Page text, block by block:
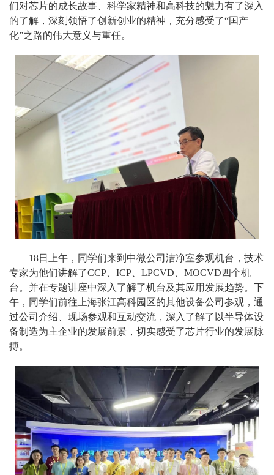
们对芯片的成长故事、科学家精神和高科技的魅力有了深入
的了解，深刻领悟了创新创业的精神，充分感受了“国产
化”之路的伟大意义与重任。
18日上午，同学们来到中微公司洁净室参观机台，技术
专家为他们讲解了CCP、ICP、LPCVD、MOCVD四个机
台。并在专题讲座中深入了解了机台及其应用发展趋势。下
午，同学们前往上海张江高科园区的其他设备公司参观，通
过公司介绍、现场参观和互动交流，深入了解了以半导体设
备制造为主企业的发展前景，切实感受了芯片行业的发展脉
搏。